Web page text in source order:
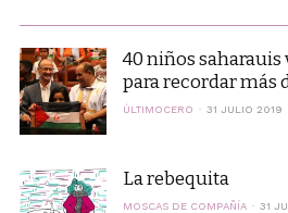
40 niños saharauis
para recordar más
ÚLTIMOCERO 31 JULIO 2019
La rebequita
MOSCAS DE COMPAÑÍA 31